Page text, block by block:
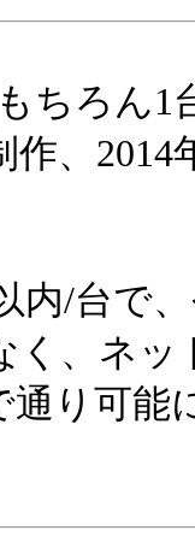
ちろん1
作、
/台で、
く、ネ
通り可能